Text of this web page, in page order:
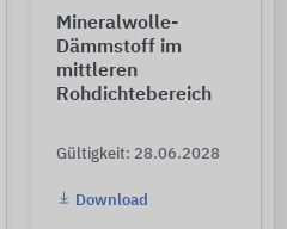
Mineralwolle-
Dämmstoff im
mittleren
Rohdichtebereich
Gültigkeit: 28.06.2028
Download